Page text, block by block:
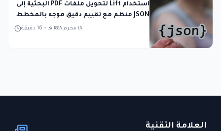
استخدام Lift لتحويل ملفات PDF البحثية إلى
JSON منظم مع تقييم دقيق موجه بالمخطط
16 دقيقة - ١٨ محرم ١٤٤٨ هـ
العلامة التقنية